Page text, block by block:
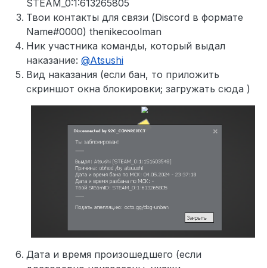
STEAM_0:1:613265805
Твои контакты для связи (Discord в формате
Name#0000) thenikecoolman
Ник участника команды, который выдал
наказание: @Atsushi
Вид наказания (если бан, то приложить
скриншот окна блокировки; загружать сюда )
Дата и время произошедшего (если